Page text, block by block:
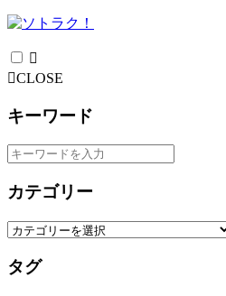
CLOSE
キーワード
カテゴリー
タグ